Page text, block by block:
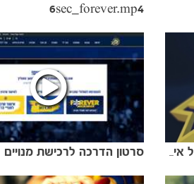
6sec_forever.mp4
סרטון הדרכה לרכישת מנויים מיטב שערי מכבי בסיבוב הראשון של אירופה